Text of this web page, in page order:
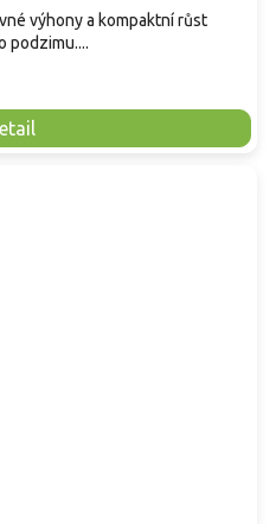
výhony a kompaktní růst
podzimu....